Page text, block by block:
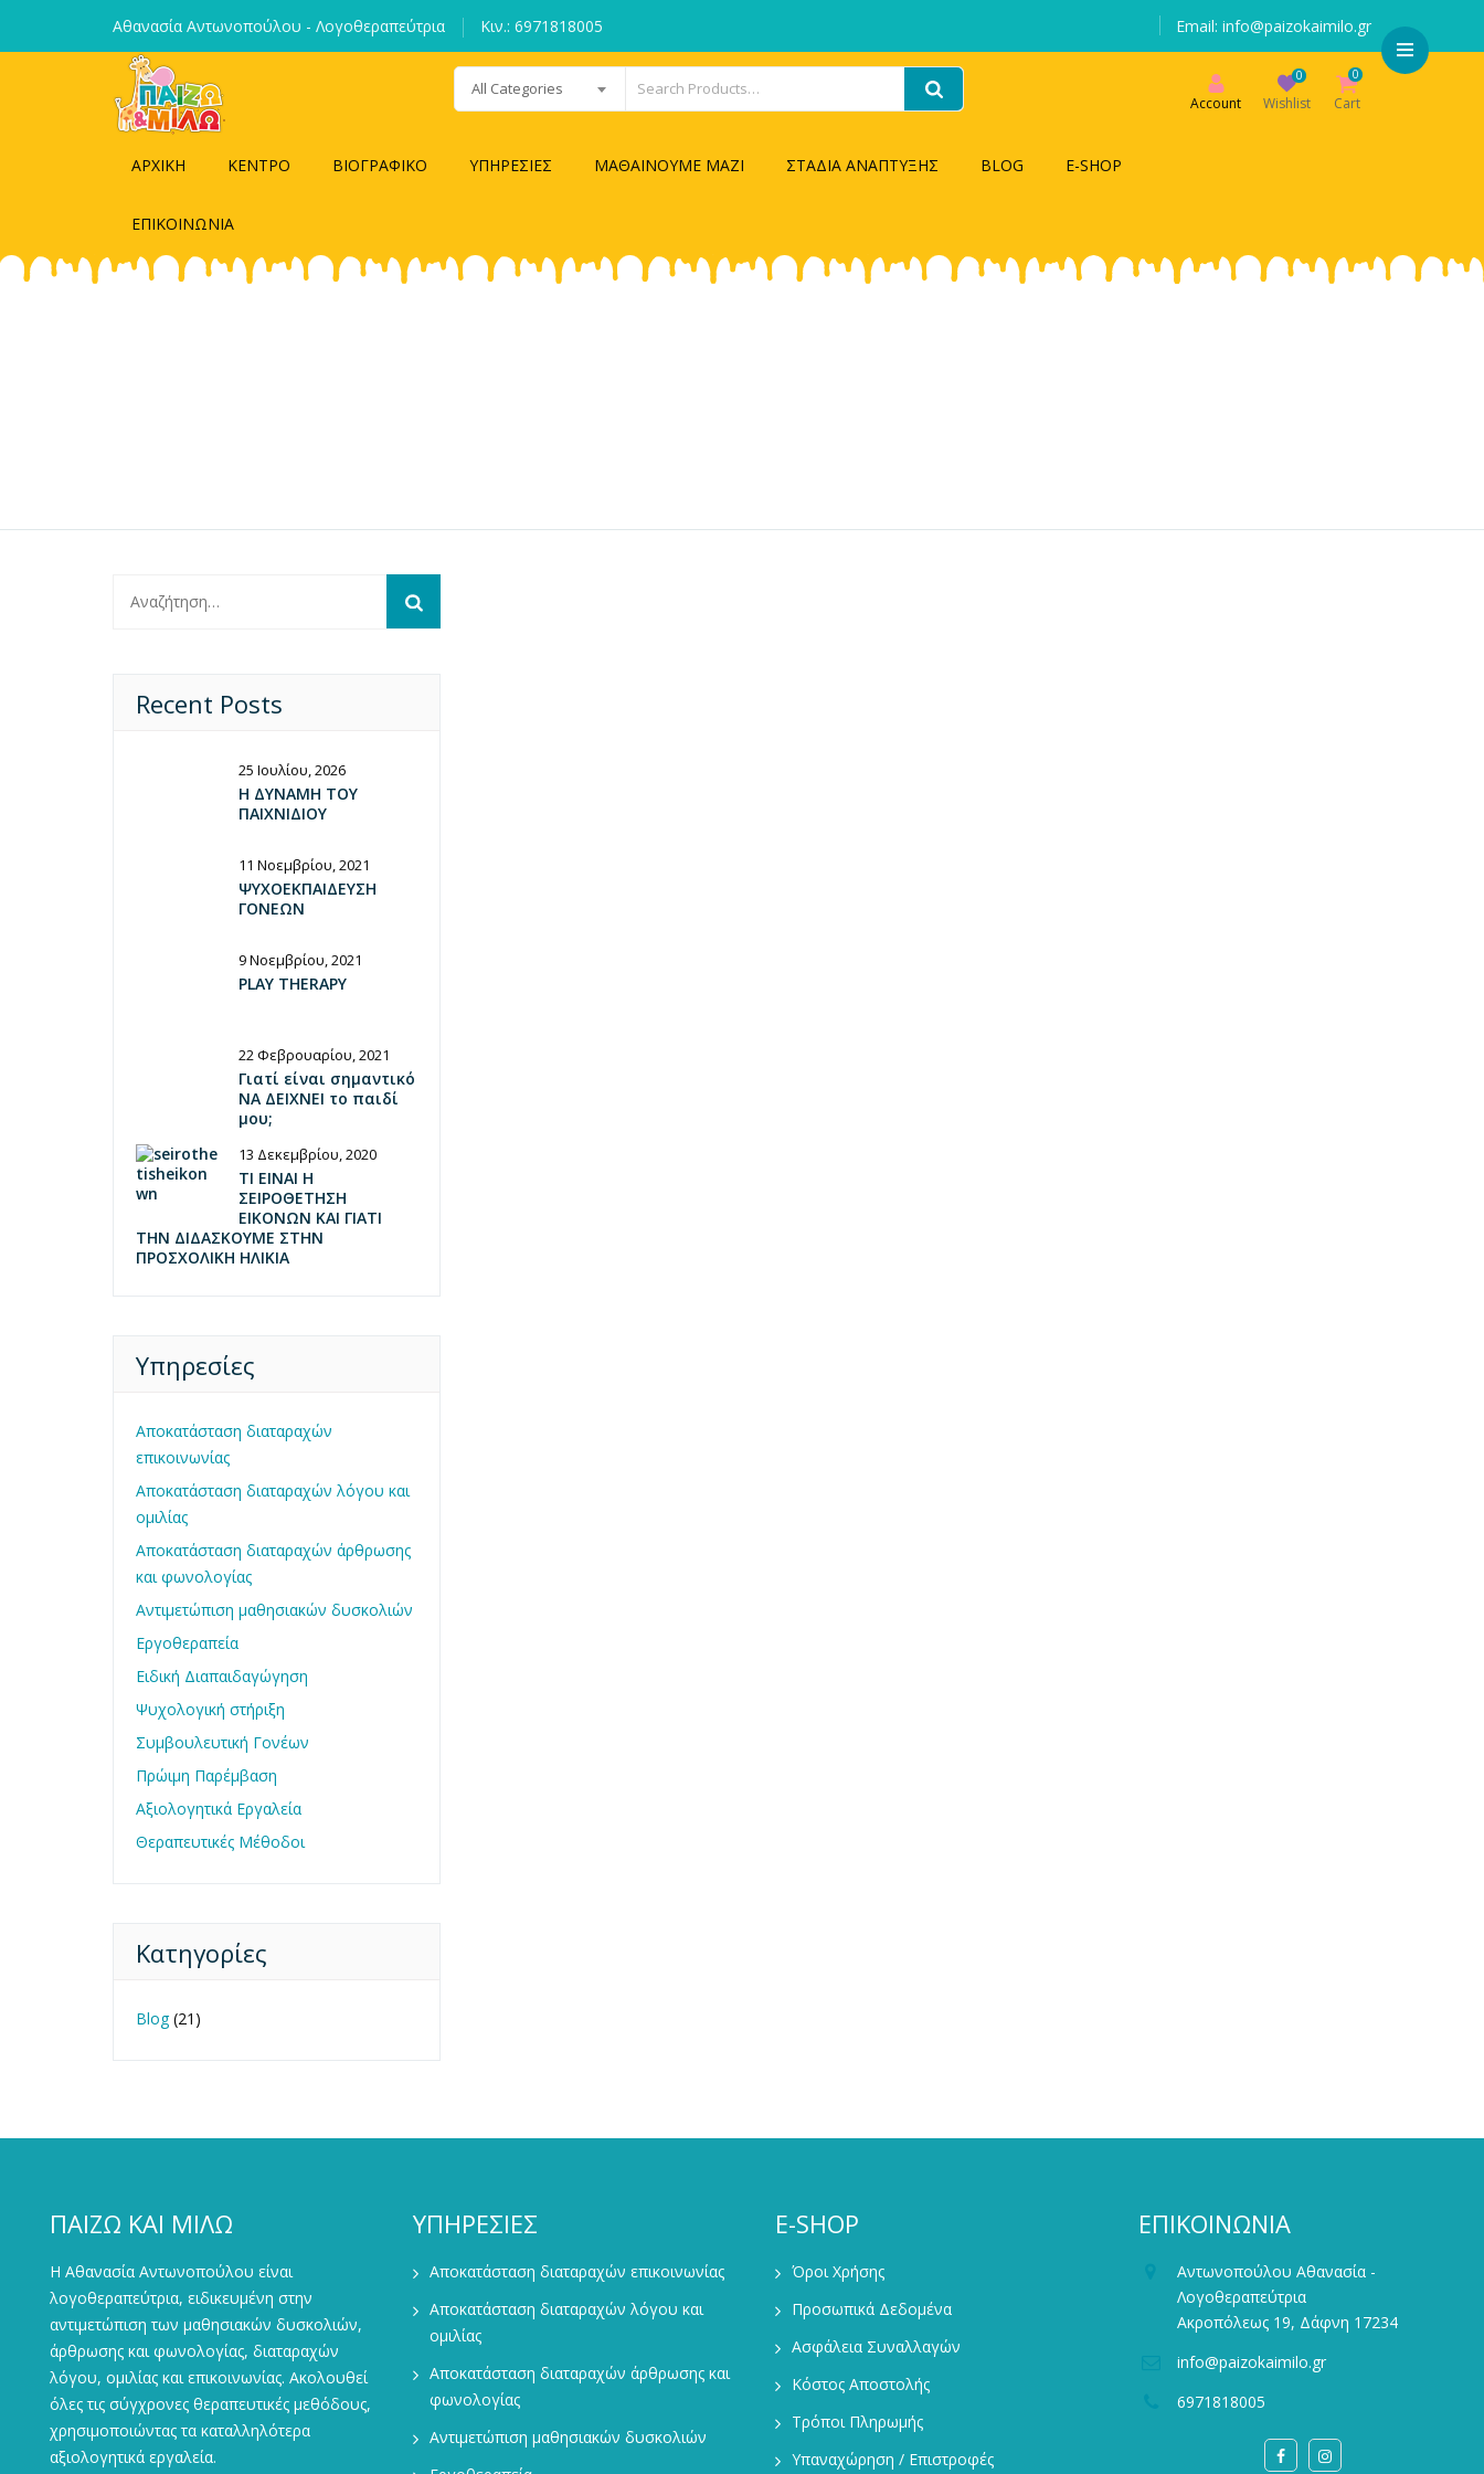
Αθανασία Αντωνοπούλου - Λογοθεραπεύτρια Κιν.: 6971818005 Email: info@paizokaimilo.gr
All Categories
Cart
0
Wishlist
0
Account
ΑΡΧΙΚΗ ΚΕΝΤΡΟ ΒΙΟΓΡΑΦΙΚΟ ΥΠΗΡΕΣΙΕΣ ΜΑΘΑΙΝΟΥΜΕ ΜΑΖΙ ΣΤΑΔΙΑ ΑΝΑΠΤΥΞΗΣ BLOG E-SHOP
ΕΠΙΚΟΙΝΩΝΙΑ
για:
Recent Posts
25 Ιουλίου, 2026
Η ΔΥΝΑΜΗ ΤΟΥ
ΠΑΙΧΝΙΔΙΟΥ
11 Νοεμβρίου, 2021
ΨΥΧΟΕΚΠΑΙΔΕΥΣΗ
ΓΟΝΕΩΝ
9 Νοεμβρίου, 2021
PLAY THERAPY
22 Φεβρουαρίου, 2021
Γιατί είναι σημαντικό
ΝΑ ΔΕΙΧΝΕΙ το παιδί
μου;
13 Δεκεμβρίου, 2020
ΤΙ ΕΙΝΑΙ Η
ΣΕΙΡΟΘΕΤΗΣΗ
ΕΙΚΟΝΩΝ ΚΑΙ ΓΙΑΤΙ
ΤΗΝ ΔΙΔΑΣΚΟΥΜΕ ΣΤΗΝ
ΠΡΟΣΧΟΛΙΚΗ ΗΛΙΚΙΑ
Υπηρεσίες
Αποκατάσταση διαταραχών
επικοινωνίας
Αποκατάσταση διαταραχών λόγου και
ομιλίας
Αποκατάσταση διαταραχών άρθρωσης
και φωνολογίας
Αντιμετώπιση μαθησιακών δυσκολιών
Εργοθεραπεία
Ειδική Διαπαιδαγώγηση
Ψυχολογική στήριξη
Συμβουλευτική Γονέων
Πρώιμη Παρέμβαση
Αξιολογητικά Εργαλεία
Θεραπευτικές Μέθοδοι
Kατηγορίες
Blog(21)
ΠΑΙΖΩ ΚΑΙ ΜΙΛΩ
Η Αθανασία Αντωνοπούλου είναι
λογοθεραπεύτρια, ειδικευμένη στην
αντιμετώπιση των μαθησιακών δυσκολιών,
άρθρωσης και φωνολογίας, διαταραχών
λόγου, ομιλίας και επικοινωνίας. Ακολουθεί
όλες τις σύγχρονες θεραπευτικές μεθόδους,
χρησιμοποιώντας τα καταλληλότερα
αξιολογητικά εργαλεία.
ΥΠΗΡΕΣΙΕΣ
Αποκατάσταση διαταραχών επικοινωνίας
Αποκατάσταση διαταραχών λόγου και
ομιλίας
Αποκατάσταση διαταραχών άρθρωσης και
φωνολογίας
Αντιμετώπιση μαθησιακών δυσκολιών
E-SHOP
Όροι Χρήσης
Προσωπικά Δεδομένα
Ασφάλεια Συναλλαγών
Κόστος Αποστολής
Τρόποι Πληρωμής
Υπαναχώρηση / Επιστροφές
ΕΠΙΚΟΙΝΩΝΙΑ
Αντωνοπούλου Αθανασία -
Λογοθεραπεύτρια
Ακροπόλεως 19, Δάφνη 17234
info@paizokaimilo.gr
6971818005